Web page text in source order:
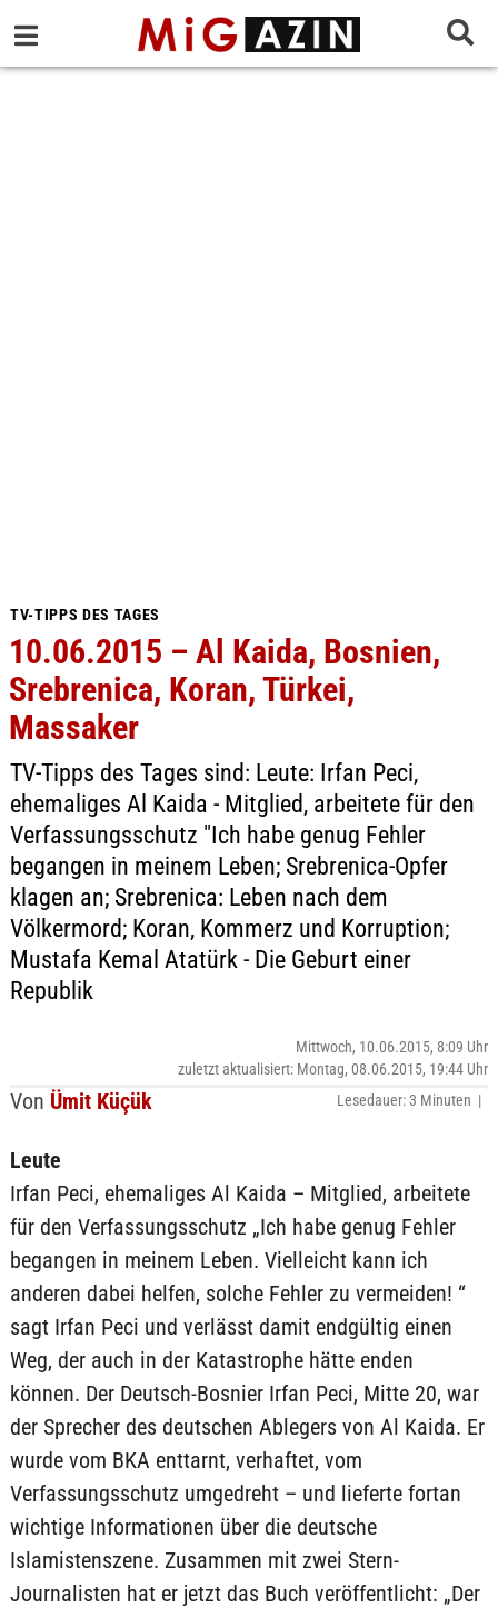
TV-TIPPS DES TAGES
10.06.2015 – Al Kaida, Bosnien,
Srebrenica, Koran, Türkei,
Massaker
TV-Tipps des Tages sind: Leute: Irfan Peci,
ehemaliges Al Kaida - Mitglied, arbeitete für den
Verfassungsschutz "Ich habe genug Fehler
begangen in meinem Leben; Srebrenica-Opfer
klagen an; Srebrenica: Leben nach dem
Völkermord; Koran, Kommerz und Korruption;
Mustafa Kemal Atatürk - Die Geburt einer
Republik
Von Ümit Küçük
Mittwoch, 10.06.2015, 8:09 Uhr
zuletzt aktualisiert: Montag, 08.06.2015, 19:44 Uhr
Lesedauer: 3 Minuten |
Leute
Irfan Peci, ehemaliges Al Kaida – Mitglied, arbeitete
für den Verfassungsschutz „Ich habe genug Fehler
begangen in meinem Leben. Vielleicht kann ich
anderen dabei helfen, solche Fehler zu vermeiden! “
sagt Irfan Peci und verlässt damit endgültig einen
Weg, der auch in der Katastrophe hätte enden
können. Der Deutsch-Bosnier Irfan Peci, Mitte 20, war
der Sprecher des deutschen Ablegers von Al Kaida. Er
wurde vom BKA enttarnt, verhaftet, vom
Verfassungsschutz umgedreht – und lieferte fortan
wichtige Informationen über die deutsche
Islamistenszene. Zusammen mit zwei Stern-
Journalisten hat er jetzt das Buch veröffentlicht: „Der